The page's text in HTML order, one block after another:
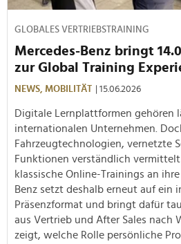
GLOBALES VERTRIEBSTRAINING
Mercedes-Benz bringt
zur Global Training
NEWS, MOBILITÄT | 15.06.2026
Digitale Lernplattformen gehören
internationalen Unternehmen.
Fahrzeugtechnologien, vernetzte
Funktionen verständlich
klassische Online-Trainings an
Benz setzt deshalb erneut auf ein
Präsenzformat und bringt dafür
aus Vertrieb und After Sales nach
zeigt, welche Rolle persönliche